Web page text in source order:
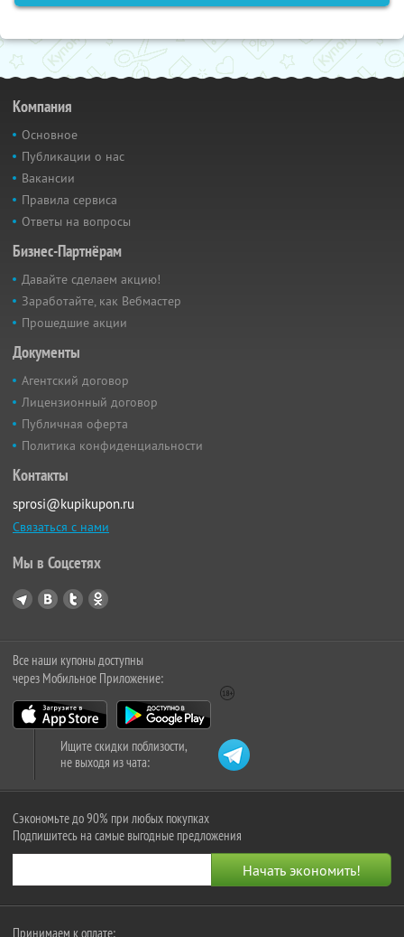
Компания
Основное
Публикации о нас
Вакансии
Правила сервиса
Ответы на вопросы
Бизнес-Партнёрам
Давайте сделаем акцию!
Заработайте, как Вебмастер
Прошедшие акции
Документы
Агентский договор
Лицензионный договор
Публичная оферта
Политика конфиденциальности
Контакты
sprosi@kupikupon.ru
Связаться с нами
Мы в Соцсетях
Все наши купоны доступны
через Мобильное Приложение:
Ищите скидки поблизости,
не выходя из чата:
Сэкономьте до 90% при любых покупках
Подпишитесь на самые выгодные предложения
Принимаем к оплате: